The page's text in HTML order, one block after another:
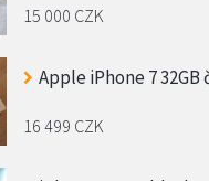
15 000 CZK
Apple iPhone 7 32GB
16 499 CZK